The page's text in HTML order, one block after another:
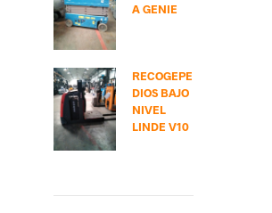
A GENIE
RECOGEPE
DIOS BAJO
NIVEL
LINDE V10